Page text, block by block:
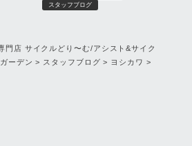
スタッフブログ
門店 サイクルどり〜む/アシスト&サイク
ーデン > スタッフブログ > ヨシカワ >